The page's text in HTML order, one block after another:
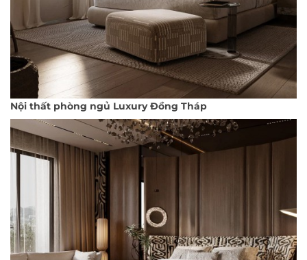
Nội thất phòng ngủ Luxury Đồng Tháp